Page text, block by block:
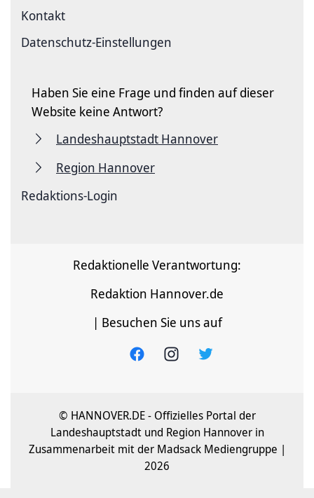
Kontakt
Datenschutz-Einstellungen
Haben Sie eine Frage und finden auf dieser
Website keine Antwort?
Landeshauptstadt Hannover
Region Hannover
Redaktions-Login
Redaktionelle Verantwortung:
Redaktion Hannover.de
| Besuchen Sie uns auf
© HANNOVER.DE - Offizielles Portal der
Landeshauptstadt und Region Hannover in
Zusammenarbeit mit der Madsack Mediengruppe |
2026